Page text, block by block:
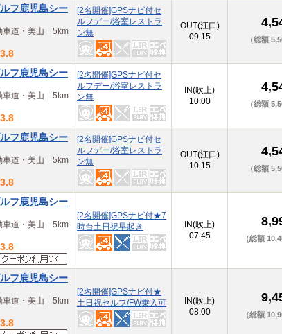
フ鹿児島シー
車道・美山 5km
3.8
[2名開催]GPSナビ付セ
ルフデー/浴室レストラ
ン無
OUT(江口)
09:15
（総額
フ鹿児島シー
車道・美山 5km
3.8
[2名開催]GPSナビ付セ
ルフデー/浴室レストラ
ン無
IN(吹上)
10:00
（総額
フ鹿児島シー
車道・美山 5km
3.8
[2名開催]GPSナビ付セ
ルフデー/浴室レストラ
ン無
OUT(江口)
10:15
（総額
フ鹿児島シー
車道・美山 5km
3.8
[2名開催]GPSナビ付★7
時台土日祝早起き
IN(吹上)
07:45
（総額
フ鹿児島シー
車道・美山 5km
3.8
[2名開催]GPSナビ付★
土日祝セルフ/FW乗入可
IN(吹上)
08:00
（総額